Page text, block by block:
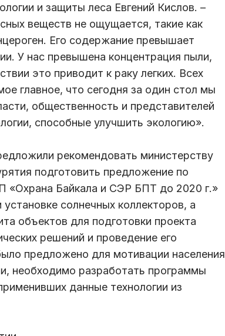
и защиты леса Евгений Кислов. –
веществ не ощущается, такие как
Его содержание превышает
У нас превышена концентрация пыли,
это приводит к раку легких. Всех
главное, что сегодня за один стол мы
общественность и представителей
способные улучшить экологию».
рекомендовать министерству
подготовить предложение по
«Охрана Байкала и СЭР БПТ до 2020 г.»
солнечных коллекторов, а
объектов для подготовки проекта
решений и проведение его
предложено для мотивации населения
необходимо разработать программы
данные технологии из